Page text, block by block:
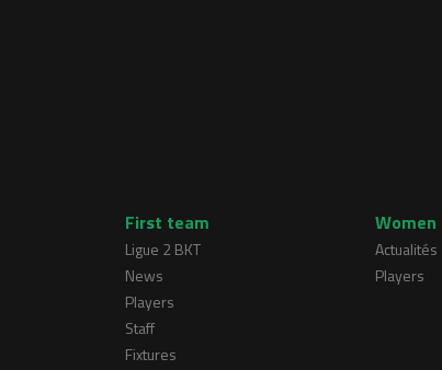
First team
Ligue 2 BKT
News
Players
Staff
Fixtures
Women
Actualités
Players